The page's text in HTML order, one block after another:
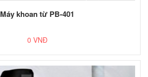
Máy khoan từ PB-401
0 VNĐ